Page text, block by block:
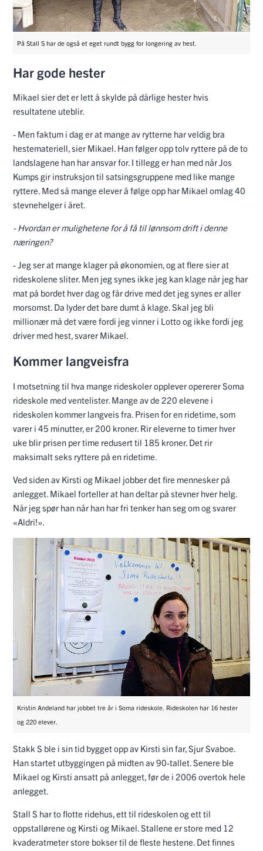
På Stall S har de også et eget rundt bygg for longering av hest.
Har gode hester
Mikael sier det er lett å skylde på dårlige hester hvis
resultatene uteblir.
- Men faktum i dag er at mange av rytterne har veldig bra
hestemateriell, sier Mikael. Han følger opp tolv ryttere på de to
landslagene han har ansvar for. I tillegg er han med når Jos
Kumps gir instruksjon til satsingsgruppene med like mange
ryttere. Med så mange elever å følge opp har Mikael omlag 40
stevnehelger i året.
- Hvordan er mulighetene for å få til lønnsom drift i denne
næringen?
- Jeg ser at mange klager på økonomien, og at flere sier at
rideskolene sliter. Men jeg synes ikke jeg kan klage når jeg har
mat på bordet hver dag og får drive med det jeg synes er aller
morsomst. Da lyder det bare dumt å klage. Skal jeg bli
millionær må det være fordi jeg vinner i Lotto og ikke fordi jeg
driver med hest, svarer Mikael.
Kommer langveisfra
I motsetning til hva mange rideskoler opplever opererer Soma
rideskole med ventelister. Mange av de 220 elevene i
rideskolen kommer langveis fra. Prisen for en ridetime, som
varer i 45 minutter, er 200 kroner. Rir eleverne to timer hver
uke blir prisen per time redusert til 185 kroner. Det rir
maksimalt seks ryttere på en ridetime.
Ved siden av Kirsti og Mikael jobber det fire mennesker på
anlegget. Mikael forteller at han deltar på stevner hver helg.
Når jeg spør han når han har fri tenker han seg om og svarer
«Aldri!».
Kristin Andeland har jobbet tre år i Soma rideskole. Rideskolen har 16 hester
og 220 elever.
Stakk S ble i sin tid bygget opp av Kirsti sin far, Sjur Svaboe.
Han startet utbyggingen på midten av 90-tallet. Senere ble
Mikael og Kirsti ansatt på anlegget, før de i 2006 overtok hele
anlegget.
Stall S har to flotte ridehus, ett til rideskolen og ett til
oppstallørene og Kirsti og Mikael. Stallene er store med 12
kvaderatmeter store bokser til de fleste hestene. Det finnes